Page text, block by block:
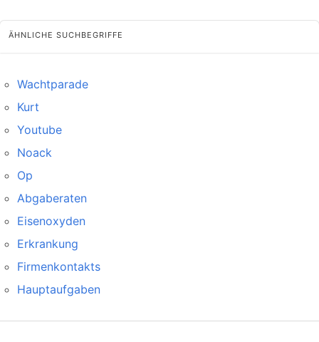
ÄHNLICHE SUCHBEGRIFFE
Wachtparade
Kurt
Youtube
Noack
Op
Abgaberaten
Eisenoxyden
Erkrankung
Firmenkontakts
Hauptaufgaben